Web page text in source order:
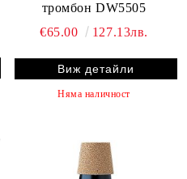
тромбон DW5505
€65.00
127.13лв.
Виж детайли
Няма наличност